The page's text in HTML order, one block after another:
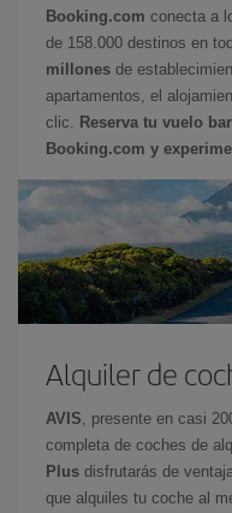
Booking.com conecta a
de 158.000 destinos en
millones de
apartamentos, el
clic.
Reserva tu vuelo
Booking.com y
Alquiler de
AVIS , presente en casi
completa de coches de
Plus disfrutarás de
que alquiles tu coche al